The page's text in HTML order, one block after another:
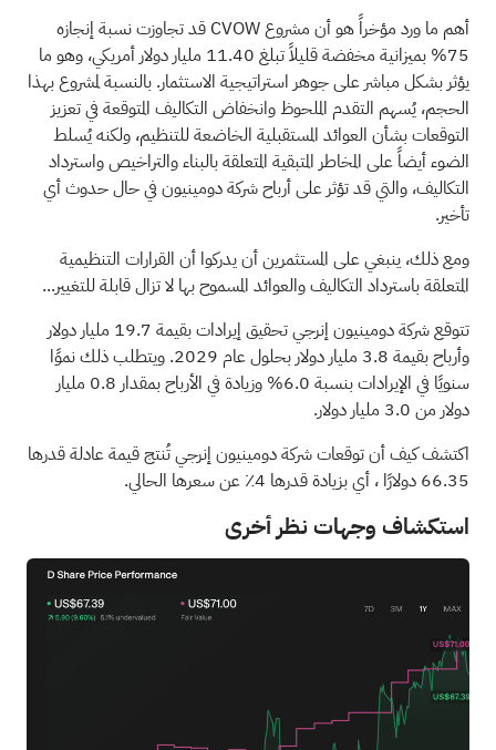
أهم ما ورد مؤخراً هو أن مشروع CVOW قد تجاوزت نسبة إنجازه
75% بميزانية مخفضة قليلاً تبلغ 11.40 مليار دولار أمريكي، وهو ما
يؤثر بشكل مباشر على جوهر استراتيجية الاستثمار. بالنسبة لمشروع بهذا
الحجم، يُسهم التقدم الملحوظ وانخفاض التكاليف المتوقعة في تعزيز
التوقعات بشأن العوائد المستقبلية الخاضعة للتنظيم، ولكنه يُسلط
الضوء أيضاً على المخاطر المتبقية المتعلقة بالبناء والتراخيص واسترداد
التكاليف، والتي قد تؤثر على أرباح شركة دومينيون في حال حدوث أي
تأخير.
ومع ذلك، ينبغي على المستثمرين أن يدركوا أن القرارات التنظيمية
المتعلقة باسترداد التكاليف والعوائد المسموح بها لا تزال قابلة للتغيير...
تتوقع شركة دومينيون إنرجي تحقيق إيرادات بقيمة 19.7 مليار دولار
وأرباح بقيمة 3.8 مليار دولار بحلول عام 2029. ويتطلب ذلك نموًا
سنويًا في الإيرادات بنسبة 6.0% وزيادة في الأرباح بمقدار 0.8 مليار
دولار من 3.0 مليار دولار.
اكتشف كيف أن توقعات شركة دومينيون إنرجي تُنتج قيمة عادلة قدرها
66.35 دولارًا
، أي بزيادة قدرها 4٪ عن سعرها الحالي.
استكشاف وجهات نظر أخرى